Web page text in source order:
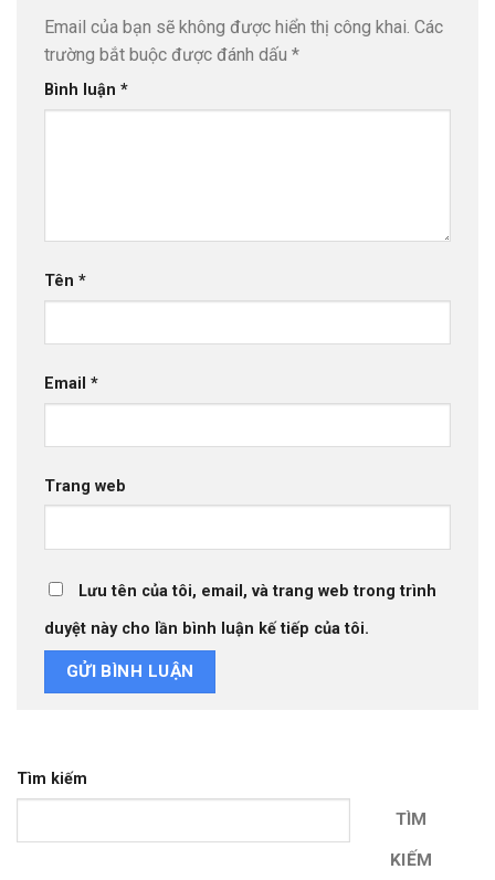
Email của bạn sẽ không được hiển thị công khai. Các
trường bắt buộc được đánh dấu *
Bình luận *
Tên *
Email *
Trang web
Lưu tên của tôi, email, và trang web trong trình
duyệt này cho lần bình luận kế tiếp của tôi.
Tìm kiếm
TÌM
KIẾM